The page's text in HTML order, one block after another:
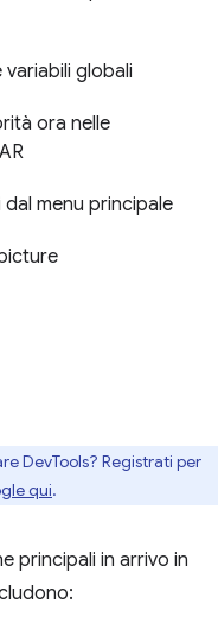
globali
ora nelle
menu principale
DevTools? Registrati per
qui.
principali in arrivo in